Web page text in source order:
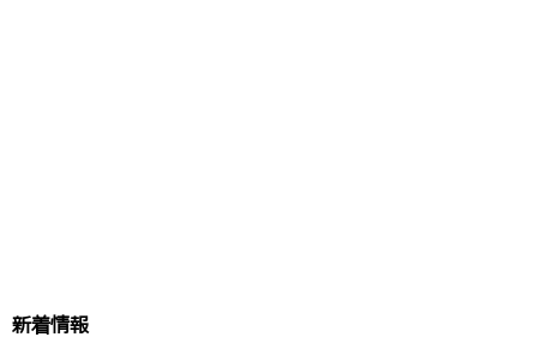
新着情報